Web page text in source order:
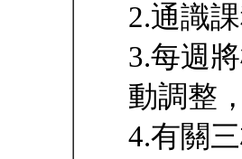
2.通識
3.每週
動調整
4.有關